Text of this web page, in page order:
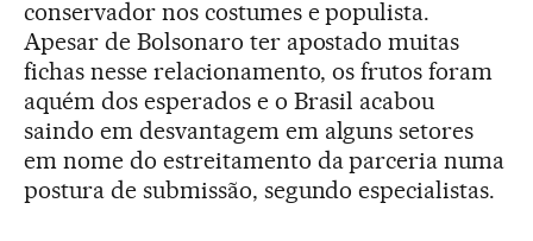
conservador nos costumes e populista.
Apesar de Bolsonaro ter apostado muitas
fichas nesse relacionamento, os frutos foram
aquém dos esperados e o Brasil acabou
saindo em desvantagem em alguns setores
em nome do estreitamento da parceria numa
postura de submissão, segundo especialistas.